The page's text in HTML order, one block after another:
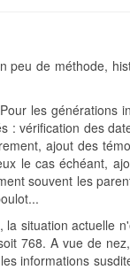
de méthode,
les générations
: vérification des
ajout des
le cas échéant,
souvent les
situation actuelle
768. A vue de
informations